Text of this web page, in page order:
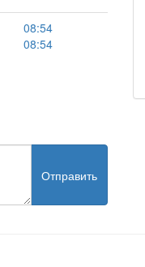
08:54
08:54
Отправить